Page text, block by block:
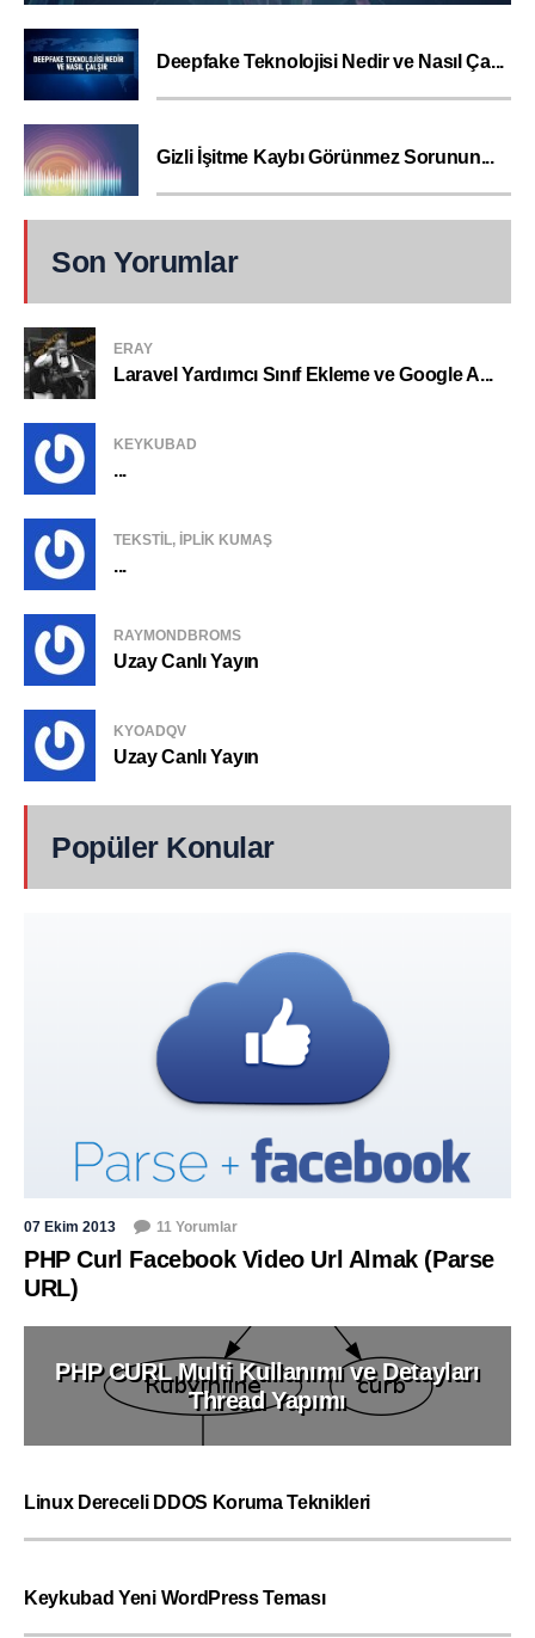
Deepfake Teknolojisi Nedir ve Nasıl Ça...
Gizli İşitme Kaybı Görünmez Sorunun...
Son Yorumlar
ERAY
Laravel Yardımcı Sınıf Ekleme ve Google A...
KEYKUBAD
...
TEKSTIL, IPLIK KUMAŞ
...
RAYMONDBROMS
Uzay Canlı Yayın
KYOADQV
Uzay Canlı Yayın
Popüler Konular
07 Ekim 2013 11 Yorumlar
PHP Curl Facebook Video Url Almak (Parse
URL)
PHP CURL Multi Kullanımı ve Detayları
Thread Yapımı
Linux Dereceli DDOS Koruma Teknikleri
Keykubad Yeni WordPress Teması